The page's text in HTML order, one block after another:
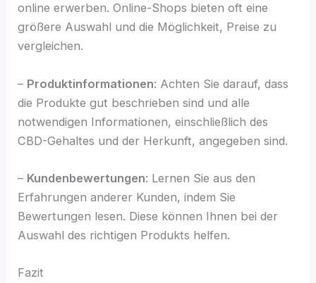
online erwerben. Online-Shops bieten oft eine
größere Auswahl und die Möglichkeit, Preise zu
vergleichen.
– Produktinformationen: Achten Sie darauf, dass
die Produkte gut beschrieben sind und alle
notwendigen Informationen, einschließlich des
CBD-Gehaltes und der Herkunft, angegeben sind.
– Kundenbewertungen: Lernen Sie aus den
Erfahrungen anderer Kunden, indem Sie
Bewertungen lesen. Diese können Ihnen bei der
Auswahl des richtigen Produkts helfen.
Fazit